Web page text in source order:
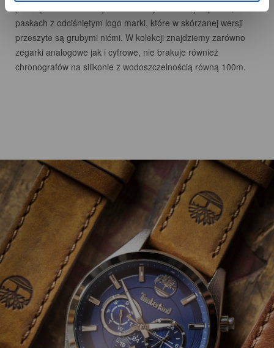
przeciętności – o dużej i ciekawie wykończonej kopercie, na
paskach z odciśniętym logo marki, które w skórzanej wersji
przeszyte są grubymi nićmi. W kolekcji znajdziemy zarówno
zegarki analogowe jak i cyfrowe, nie brakuje również
chronografów na silikonie z wodoszczelnością równą 100m.